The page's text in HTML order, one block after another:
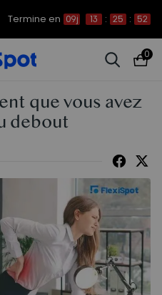
Termine en 09j 13 : 25 : 51
0
que vous avez
debout